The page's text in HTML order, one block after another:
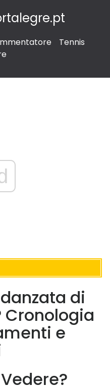
Tennis
di
Cronologia
e